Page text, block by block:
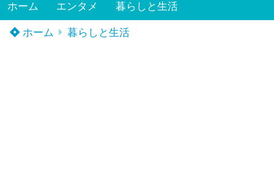
ホーム エンタメ 暮らしと生活
ホーム 暮らしと生活